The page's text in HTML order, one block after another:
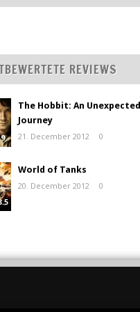
REVIEWS
9
The Hobbit: An Unexpected
Journey
21. December 2012
0
World of Tanks
20. December 2012
0